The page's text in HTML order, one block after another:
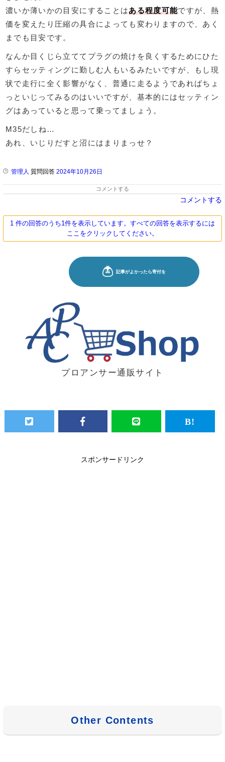
濃いか薄いかの目安にすることはある程度可能ですが、熱
価を変えたり圧縮の具合によっても変わりますので、あく
までも目安です。
なんか目くじら立ててプラグの焼けを良くするためにひた
すらセッティングに勤しむ人もいるみたいですが、もし現
状で走行に全く影響がなく、普通に走るようであればちょ
っといじってみるのはいいですが、基本的にはセッティン
グはあっていると思って乗ってましょう。
M35だしね…
あれ、いじりだすと沼にはまりまっせ？
管理人 質問回答 2024年10月26日
コメントする
コメントする
1 件の回答のうち1件を表示しています。すべての回答を表示するには
ここをクリックしてください。
プロアンサー通販サイト
スポンサードリンク
Other Contents